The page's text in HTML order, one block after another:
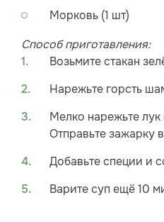
Морковь (1 шт)
Способ приготавления:
Возьмите стакан
Нарежьте горсть
Мелко нарежьте лук
Отправьте зажарку
Добавьте специи и
Варите суп ещё 10